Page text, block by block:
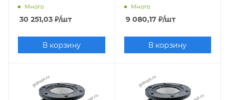
Много
30 251,03 ₽/шт
В корзину
Много
9 080,17₽/шт
В корзину